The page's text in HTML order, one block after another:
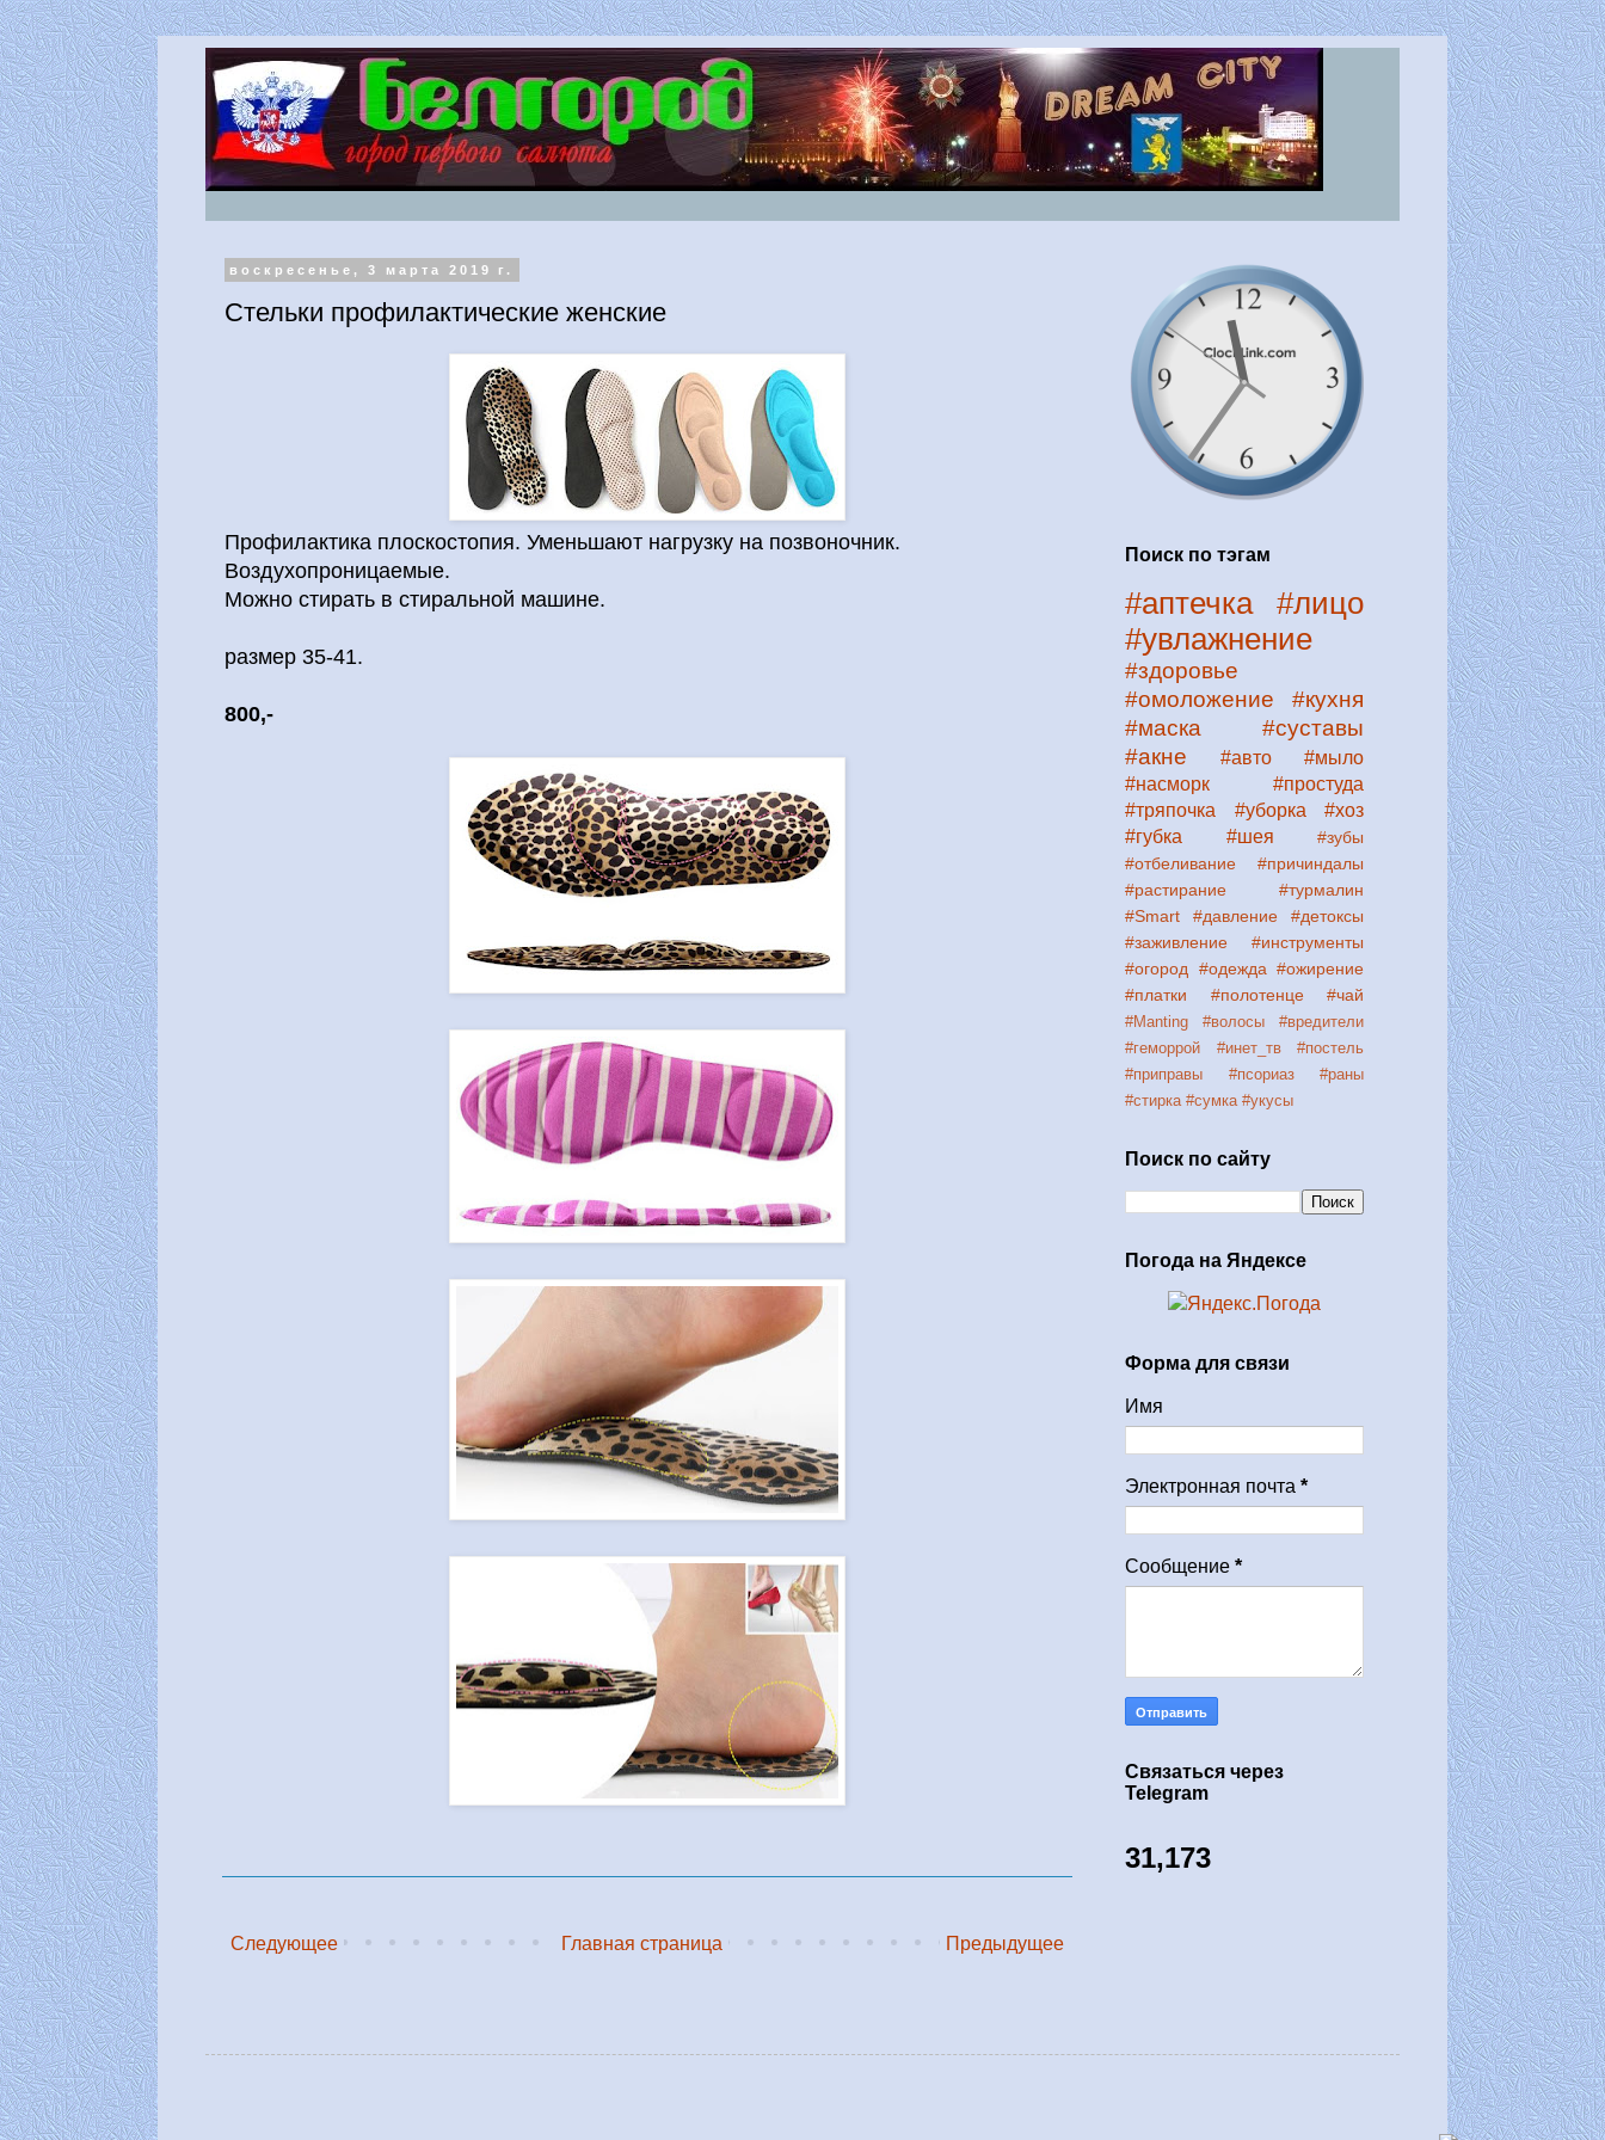
воскресенье, 3 марта 2019 г.
Стельки профилактические женские
Профилактика плоскостопия. Уменьшают нагрузку на позвоночник.
Воздухопроницаемые.
Можно стирать в стиральной машине.
размер 35-41.
800,-
Следующее Предыдущее
Главная страница
Поиск по тэгам
#аптечка
#лицо
#увлажнение
#здоровье
#омоложение
#кухня
#маска
#суставы
#акне
#авто
#мыло
#насморк
#простуда
#тряпочка
#уборка
#хоз
#губка
#шея
#зубы
#отбеливание
#причиндалы
#растирание
#турмалин
#Smart
#давление
#детоксы
#заживление
#инструменты
#огород
#одежда #ожирение
#платки
#полотенце #чай
#Manting #волосы
#вредители
#геморрой
#инет_тв
#постель
#приправы
#псориаз
#раны
#стирка #сумка #укусы
Поиск по сайту
Погода на Яндексе
Форма для связи
Имя
Электронная почта *
Сообщение *
Связаться через
Telegram
31,173